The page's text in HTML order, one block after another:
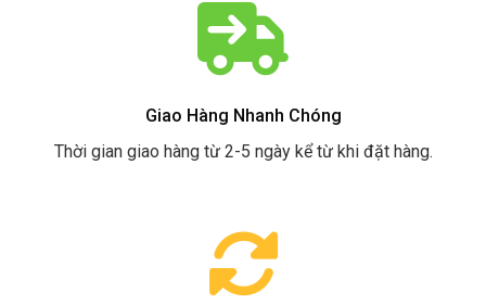
Giao Hàng Nhanh Chóng
Thời gian giao hàng từ 2-5 ngày kể từ khi đặt hàng.